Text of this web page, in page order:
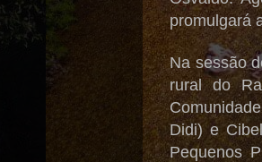
promulgará
Na sessão
rural do
Didi) e
Pequenos